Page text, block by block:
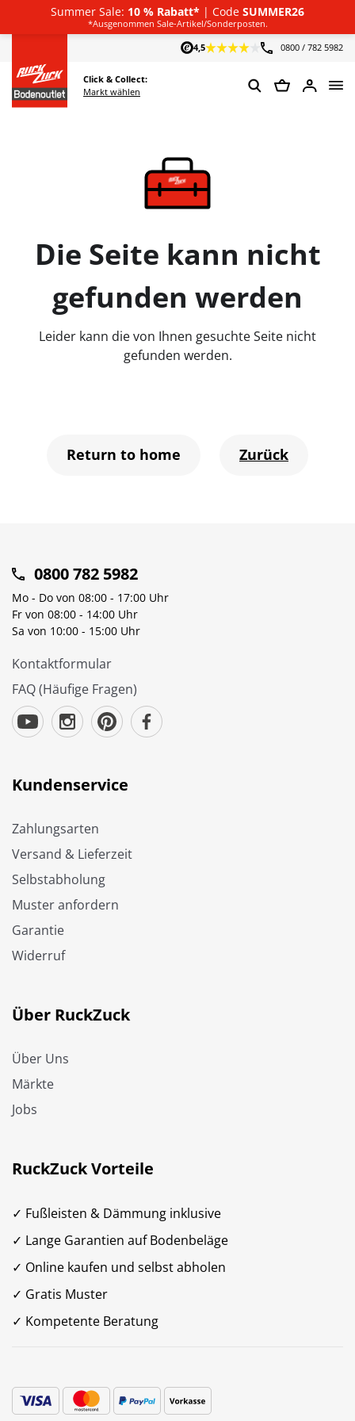
Summer Sale: 10 % Rabatt* | Code SUMMER26
*Ausgenommen Sale-Artikel/Sonderposten.
4,5
0800 / 782 5982
Click & Collect:
Markt wählen
Die Seite kann nicht
gefunden werden
Leider kann die von Ihnen gesuchte Seite nicht
gefunden werden.
Return to home Zurück
0800 782 5982
Mo - Do von 08:00 - 17:00 Uhr
Fr von 08:00 - 14:00 Uhr
Sa von 10:00 - 15:00 Uhr
Kontaktformular
FAQ (Häufige Fragen)
Kundenservice
Zahlungsarten
Versand & Lieferzeit
Selbstabholung
Muster anfordern
Garantie
Widerruf
Über RuckZuck
Über Uns
Märkte
Jobs
RuckZuck Vorteile
✓ Fußleisten & Dämmung inklusive
✓ Lange Garantien auf Bodenbeläge
✓ Online kaufen und selbst abholen
✓ Gratis Muster
✓ Kompetente Beratung
Deutsch